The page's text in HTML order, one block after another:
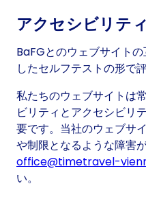
アクセシビリテ
BaFGとのウェブサイト
したセルフテストの形で
私たちのウェブサイトは
ビリティとアクセシビリ
要です。当社のウェブサ
や制限となるような障害
office@timetravel-
い。